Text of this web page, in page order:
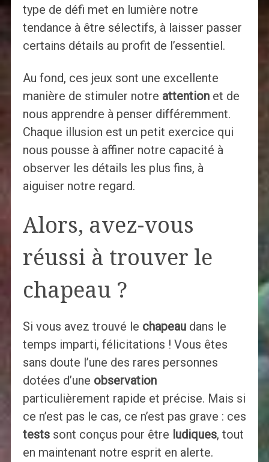
type de défi met en lumière notre
tendance à être sélectifs, à laisser passer
certains détails au profit de l’essentiel.
Au fond, ces jeux sont une excellente
manière de stimuler notre attentionet de
nous apprendre à penser différemment.
Chaque illusion est un petit exercice qui
nous pousse à affiner notre capacité à
observer les détails les plus fins, à
aiguiser notre regard.
Alors, avez-vous
réussi à trouver le
chapeau ?
Si vous avez trouvé le chapeaudans le
temps imparti, félicitations ! Vous êtes
sans doute l’une des rares personnes
dotées d’une observation
particulièrement rapide et précise. Mais si
ce n’est pas le cas, ce n’est pas grave : ces
testssont conçus pour être ludiques, tout
en maintenant notre esprit en alerte.